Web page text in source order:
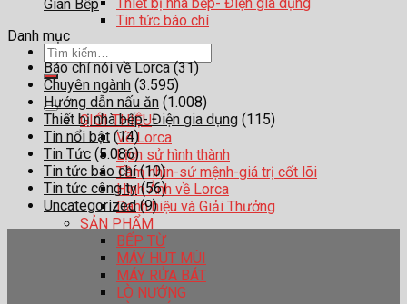
Tin tức báo chí
Tìm
kiếm:
GIỚI THIỆU
Về Lorca
Lịch sử hình thành
Tầm nhìn-sứ mệnh-giá trị cốt lõi
Hình Ảnh về Lorca
Danh hiệu và Giải Thưởng
SẢN PHẨM
BẾP TỪ
MÁY HÚT MÙI
MÁY RỬA BÁT
LÒ NƯỚNG
Gian Bếp
Danh mục
Báo chí nói về Lorca(31)
Chuyên ngành (3.595)
Hướng dẫn nấu ăn (1.008)
Thiết bị nhà bếp- Điện gia dụng (115)
Tin nổi bật (14)
Tin Tức (5.086)
Tin tức báo chí(10)
Tin tức công ty(56)
Uncategorized(9)